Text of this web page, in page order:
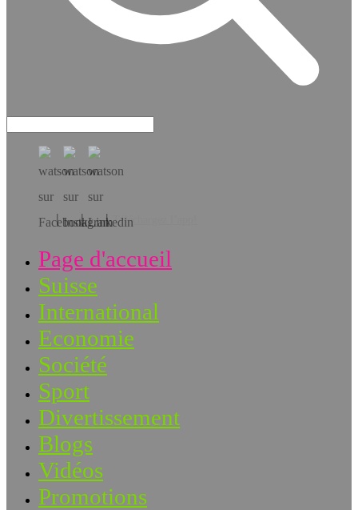
Téléchargez l’app!
Page d'accueil
Suisse
International
Economie
Société
Sport
Divertissement
Blogs
Vidéos
Promotions